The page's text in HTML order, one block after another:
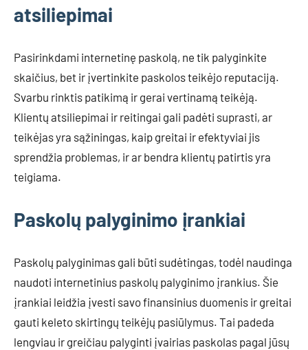
atsiliepimai
Pasirinkdami internetinę paskolą, ne tik palyginkite
skaičius, bet ir įvertinkite paskolos teikėjo reputaciją.
Svarbu rinktis patikimą ir gerai vertinamą teikėją.
Klientų atsiliepimai ir reitingai gali padėti suprasti, ar
teikėjas yra sąžiningas, kaip greitai ir efektyviai jis
sprendžia problemas, ir ar bendra klientų patirtis yra
teigiama.
Paskolų palyginimo įrankiai
Paskolų palyginimas gali būti sudėtingas, todėl naudinga
naudoti internetinius paskolų palyginimo įrankius. Šie
įrankiai leidžia įvesti savo finansinius duomenis ir greitai
gauti keleto skirtingų teikėjų pasiūlymus. Tai padeda
lengviau ir greičiau palyginti įvairias paskolas pagal jūsų